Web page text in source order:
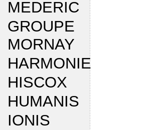
MEDERIC
GROUPE
MORNAY
HARMONIE
HISCOX
HUMANIS
IONIS